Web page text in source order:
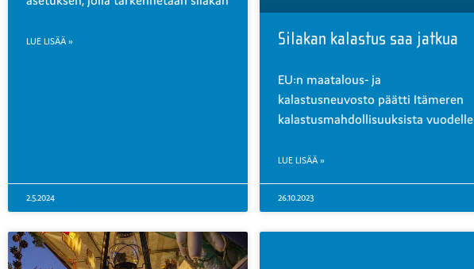
LUE LISÄÄ »
2.5.2024
Silakan kalastus saa jatkua
EU:n maatalous- ja
kalastusneuvosto päätti Itämeren
kalastusmahdollisuuksista vuodelle
LUE LISÄÄ »
26.10.2023